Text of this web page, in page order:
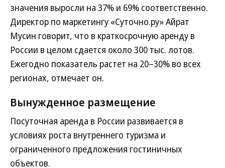
значения выросли на 37% и 69% соответственно.
Директор по маркетингу «Суточно.ру» Айрат
Мусин говорит, что в краткосрочную аренду в
России в целом сдается около 300 тыс. лотов.
Ежегодно показатель растет на 20–30% во всех
регионах, отмечает он.
Вынужденное размещение
Посуточная аренда в России развивается в
условиях роста внутреннего туризма и
ограниченного предложения гостиничных
объектов.